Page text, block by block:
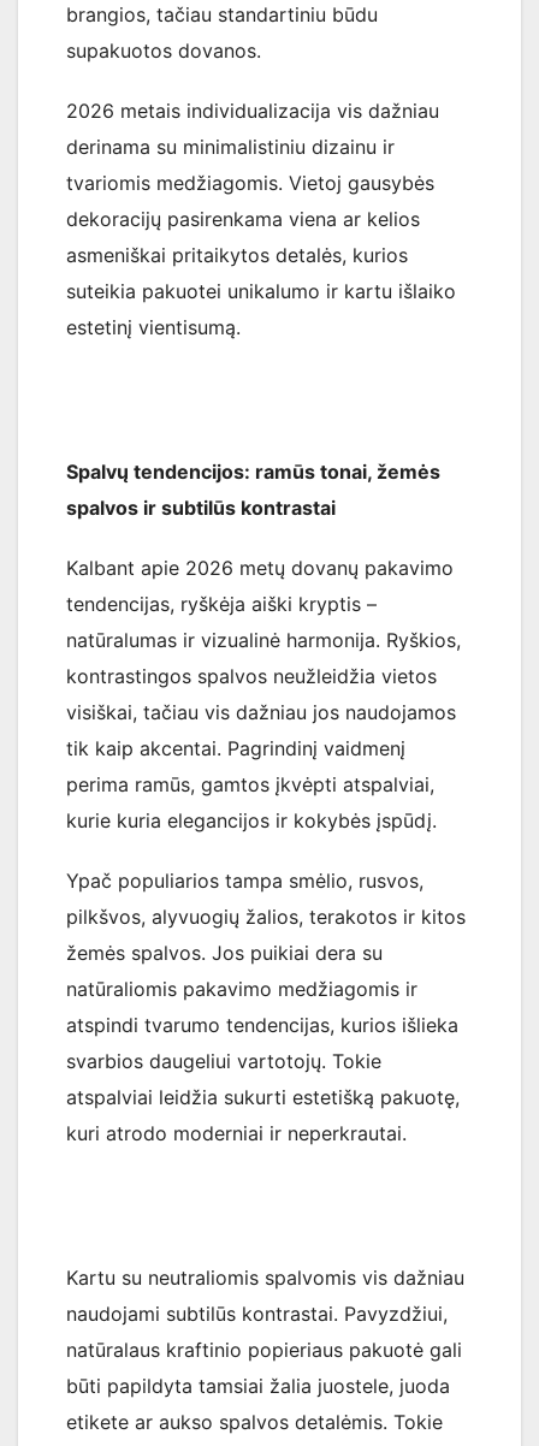
brangios, tačiau standartiniu būdu
supakuotos dovanos.
2026 metais individualizacija vis dažniau
derinama su minimalistiniu dizainu ir
tvariomis medžiagomis. Vietoj gausybės
dekoracijų pasirenkama viena ar kelios
asmeniškai pritaikytos detalės, kurios
suteikia pakuotei unikalumo ir kartu išlaiko
estetinį vientisumą.
Spalvų tendencijos: ramūs tonai, žemės
spalvos ir subtilūs kontrastai
Kalbant apie 2026 metų dovanų pakavimo
tendencijas, ryškėja aiški kryptis –
natūralumas ir vizualinė harmonija. Ryškios,
kontrastingos spalvos neužleidžia vietos
visiškai, tačiau vis dažniau jos naudojamos
tik kaip akcentai. Pagrindinį vaidmenį
perima ramūs, gamtos įkvėpti atspalviai,
kurie kuria elegancijos ir kokybės įspūdį.
Ypač populiarios tampa smėlio, rusvos,
pilkšvos, alyvuogių žalios, terakotos ir kitos
žemės spalvos. Jos puikiai dera su
natūraliomis pakavimo medžiagomis ir
atspindi tvarumo tendencijas, kurios išlieka
svarbios daugeliui vartotojų. Tokie
atspalviai leidžia sukurti estetišką pakuotę,
kuri atrodo moderniai ir neperkrautai.
Kartu su neutraliomis spalvomis vis dažniau
naudojami subtilūs kontrastai. Pavyzdžiui,
natūralaus kraftinio popieriaus pakuotė gali
būti papildyta tamsiai žalia juostele, juoda
etikete ar aukso spalvos detalėmis. Tokie